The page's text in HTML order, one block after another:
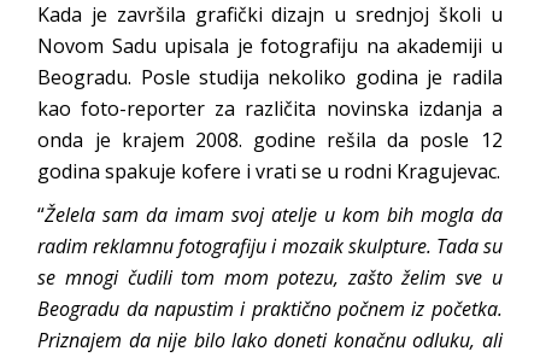
Kada je završila grafički dizajn u srednjoj školi u
Novom Sadu upisala je fotografiju na akademiji u
Beogradu. Posle studija nekoliko godina je radila
kao foto-reporter za različita novinska izdanja a
onda je krajem 2008. godine rešila da posle 12
godina spakuje kofere i vrati se u rodni Kragujevac.
“Želela sam da imam svoj atelje u kom bih mogla da
radim reklamnu fotografiju i mozaik skulpture. Tada su
se mnogi čudili tom mom potezu, zašto želim sve u
Beogradu da napustim i praktično počnem iz početka.
Priznajem da nije bilo lako doneti konačnu odluku, ali